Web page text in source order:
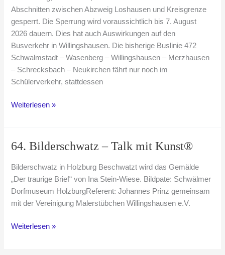
Abschnitten zwischen Abzweig Loshausen und Kreisgrenze
gesperrt. Die Sperrung wird voraussichtlich bis 7. August
2026 dauern. Dies hat auch Auswirkungen auf den
Busverkehr in Willingshausen. Die bisherige Buslinie 472
Schwalmstadt – Wasenberg – Willingshausen – Merzhausen
– Schrecksbach – Neukirchen fährt nur noch im
Schülerverkehr, stattdessen
Neue
Straßensperrung
Weiterlesen »
64. Bilderschwatz – Talk mit Kunst®
Bilderschwatz in Holzburg Beschwatzt wird das Gemälde
„Der traurige Brief“ von Ina Stein-Wiese. Bildpate: Schwälmer
Dorfmuseum HolzburgReferent: Johannes Prinz gemeinsam
mit der Vereinigung Malerstübchen Willingshausen e.V.
64.
Weiterlesen »